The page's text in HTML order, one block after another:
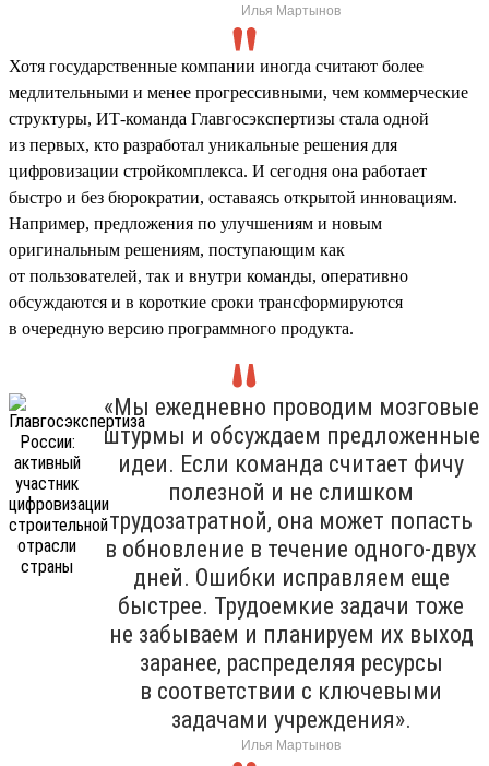
Илья Мартынов
Хотя государственные компании иногда считают более
медлительными и менее прогрессивными, чем коммерческие
структуры, ИТ-команда Главгосэкспертизы стала одной
из первых, кто разработал уникальные решения для
цифровизации стройкомплекса. И сегодня она работает
быстро и без бюрократии, оставаясь открытой инновациям.
Например, предложения по улучшениям и новым
оригинальным решениям, поступающим как
от пользователей, так и внутри команды, оперативно
обсуждаются и в короткие сроки трансформируются
в очередную версию программного продукта.
«Мы ежедневно проводим мозговые
штурмы и обсуждаем предложенные
идеи. Если команда считает фичу
полезной и не слишком
трудозатратной, она может попасть
в обновление в течение одного-двух
дней. Ошибки исправляем еще
быстрее. Трудоемкие задачи тоже
не забываем и планируем их выход
заранее, распределяя ресурсы
в соответствии с ключевыми
задачами учреждения».
Илья Мартынов